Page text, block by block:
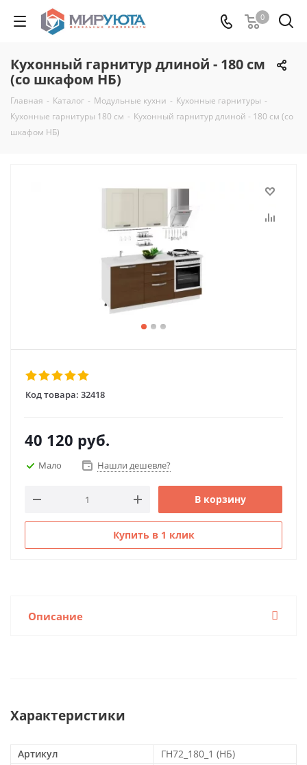
0
Кухонный гарнитур длиной - 180 см
(со шкафом НБ)
Главная - Каталог - Модульные кухни - Кухонные гарнитуры -
Кухонные гарнитуры 180 см - Кухонный гарнитур длиной - 180 см (со
шкафом НБ)
Код товара: 32418
40 120 руб.
Мало Нашли дешевле?
В корзину
Купить в 1 клик
Описание
Характеристики
Артикул
ГН72_180_1 (НБ)